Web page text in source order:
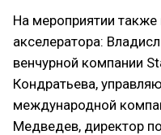
На мероприятии также
акселератора:
венчурной компании
Кондратьева,
международной
Медведев, директор